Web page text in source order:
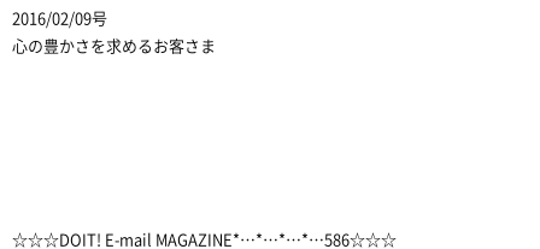
2016/02/09号
心の豊かさを求めるお客さま
☆☆☆DOIT! E-mail MAGAZINE*…*…*…*…586☆☆☆